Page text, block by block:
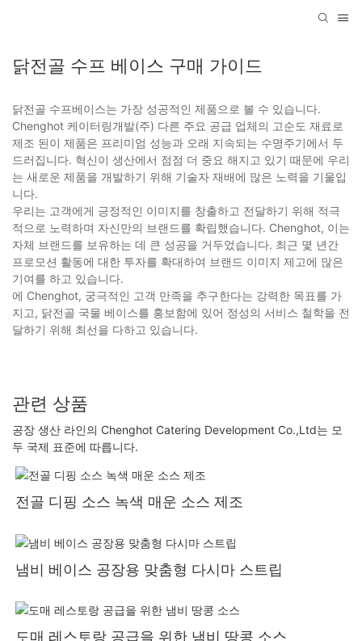
닭전골 수프 베이스 구매 가이드
닭전골 수프베이스는 가장 성공적인 제품으로 볼 수 있습니다.
Chenghot 케이터링개발(주) 다른 주요 공급 업체의 고순도 재료로
제조 된이 제품은 프리미엄 성능과 오래 지속되는 수명주기에서 두
드러집니다. 혁신이 생산에서 점점 더 중요 해지고 있기 때문에 우리
는 새로운 제품을 개발하기 위해 기술자 재배에 많은 노력을 기울입
니다.
우리는 고객에게 긍정적인 이미지를 창출하고 전달하기 위해 적극
적으로 노력하며 자신만의 브랜드를 확립했습니다. Chenghot, 이는
자체 브랜드를 보유하는 데 큰 성공을 거두었습니다. 최근 몇 년간
프로모션 활동에 대한 투자를 확대하여 브랜드 이미지 제고에 많은
기여를 하고 있습니다.
에 Chenghot, 궁극적인 고객 만족을 추구한다는 강력한 목표를 가
지고, 닭전골 국물 베이스를 홍보함에 있어 정성의 서비스 철학을 전
달하기 위해 최선을 다하고 있습니다.
관련 상품
공장 생산 라인의 Chenghot Catering Development Co.,Ltd는 모
두 국제 표준에 따릅니다.
전골 디핑 소스 녹색 매운 소스 제조
냄비 베이스 공장용 맞춤형 다시마 스트립
도매 레스토랑 공급을 위한 냄비 땅콩 소스